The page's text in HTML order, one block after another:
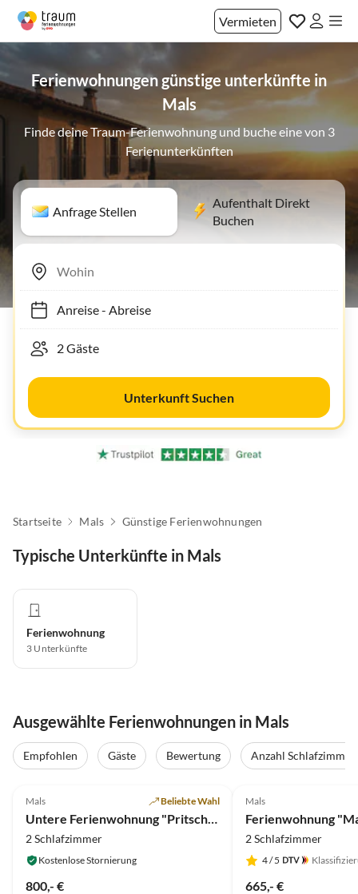
Vermieten
Ferienwohnungen günstige unterkünfte in
Mals
Finde deine Traum-Ferienwohnung und buche eine von 3
Ferienunterkünften
Anfrage Stellen
Aufenthalt Direkt
Buchen
Anreise- Abreise
Unterkunft Suchen
Startseite Mals Günstige Ferienwohnungen
Typische Unterkünfte in Mals
Ferienwohnung
3 Unterkünfte
Ausgewählte Ferienwohnungen in Mals
Empfohlen Gäste Bewertung
Anzahl Schlafzimmer
Mals Beliebte Wahl
2 Schlafzimmer
Kostenlose Stornierung
800,- €
Mals
2 Schlafzimmer
4/ 5
665,- €